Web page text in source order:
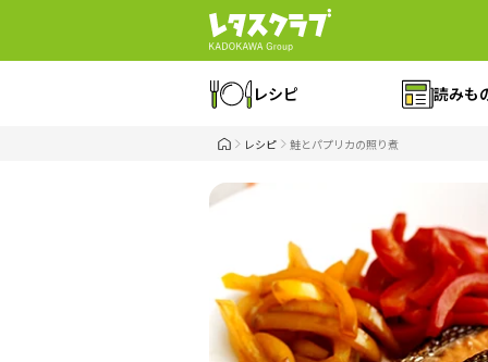
レシピ 読みも
レシピ 鮭とパプリカの照り煮